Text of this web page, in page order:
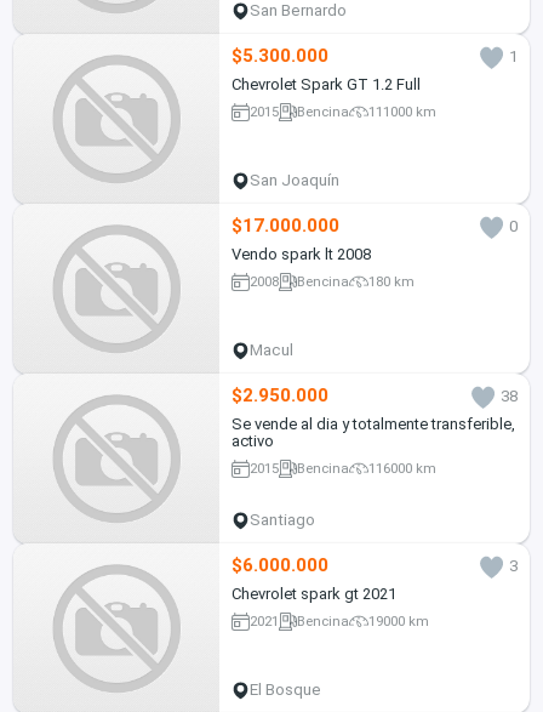
San Bernardo
$5.300.000
1
Chevrolet Spark GT 1.2 Full
2015 Bencina 111000 km
San Joaquín
$17.000.000
0
Vendo spark lt 2008
2008 Bencina 180 km
Macul
$2.950.000
38
Se vende al dia y totalmente transferible,
activo
2015 Bencina 116000 km
Santiago
$6.000.000
3
Chevrolet spark gt 2021
2021 Bencina 19000 km
El Bosque